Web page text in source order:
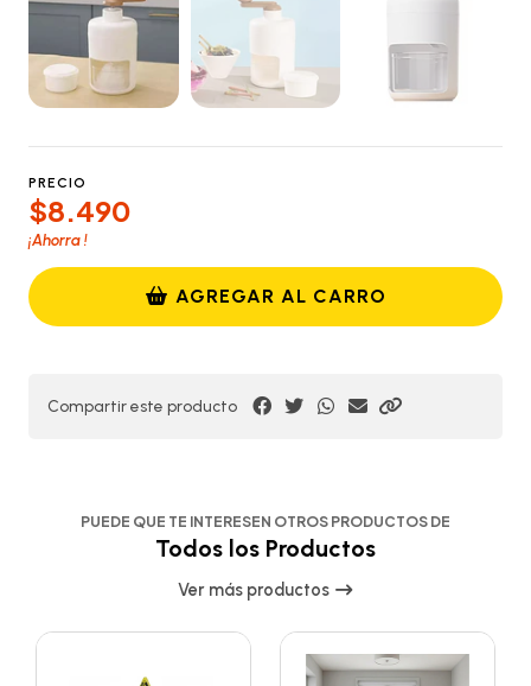
PRECIO
$8.490
¡Ahorra!
AGREGAR AL CARRO
Compartir este producto
PUEDE QUE TE INTERESEN OTROS PRODUCTOS DE
Todos los Productos
Ver más productos